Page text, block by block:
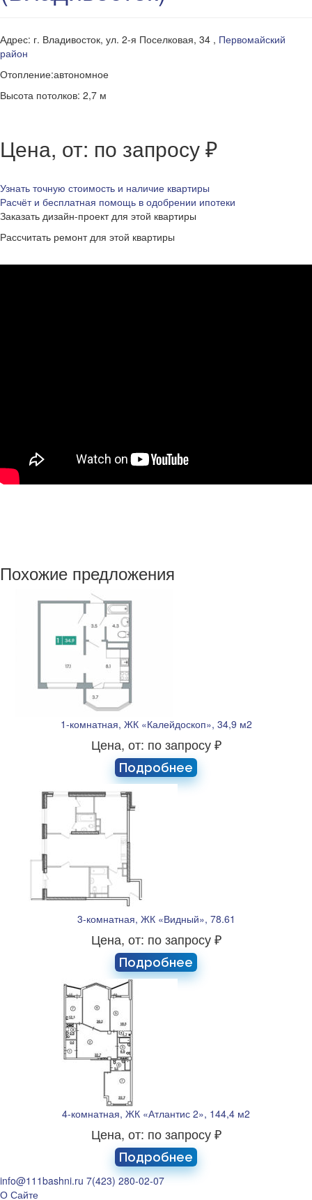
Адрес: г. Владивосток, ул. 2-я Поселковая, 34 , Первомайский
район
Отопление:автономное
Высота потолков: 2,7 м
Цена, от: по запросу ₽
Узнать точную стоимость и наличие квартиры
Расчёт и бесплатная помощь в одобрении ипотеки
Заказать дизайн-проект для этой квартиры
Рассчитать ремонт для этой квартиры
Похожие предложения
1-комнатная, ЖК «Калейдоскоп», 34,9 м2
Цена, от: по запросу ₽
Подробнее
3-комнатная, ЖК «Видный», 78.61
Цена, от: по запросу ₽
Подробнее
4-комнатная, ЖК «Атлантис 2», 144,4 м2
Цена, от: по запросу ₽
Подробнее
info@111bashni.ru 7(423) 280-02-07
О Сайте